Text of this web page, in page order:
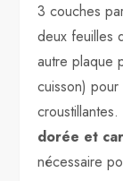
3 couches
deux feuilles
autre plaque
cuisson)
dorée et
nécessaire